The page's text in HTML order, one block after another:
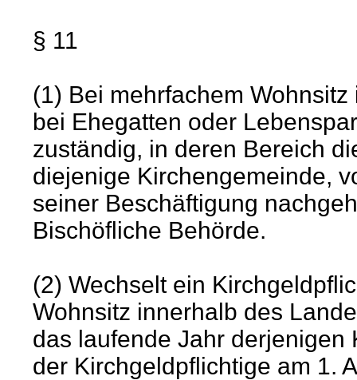
§ 11
(1) Bei mehrfachem
bei Ehegatten oder
zuständig, in deren Bereich
diejenige Kirchengemeinde,
seiner Beschäftigung
Bischöfliche Behörde.
(2) Wechselt ein
Wohnsitz innerhalb des
das laufende Jahr
der Kirchgeldpflichtige am 1.